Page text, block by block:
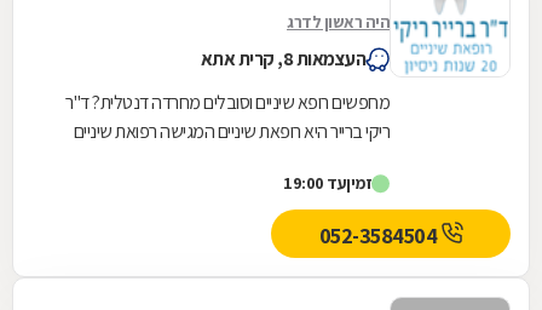
היה ראשון לדרג
העצמאות 8, קרית אתא
מחפשים רופא שיניים וסובלים מחרדה דנטלית? ד"ר
ריקי ברייר היא רופאת שיניים המגישה רפואת שיניים
זמיןעד 19:00
052-3584504